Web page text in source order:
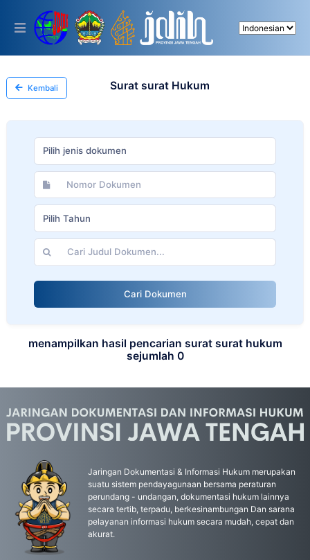
This
includes
accessibility
system.
Kembali Surat surat Hukum
Pilih jenis dokumen
Pilih Tahun
Cari Dokumen
menampilkan hasil pencarian surat surat hukum
sejumlah 0
Jaringan Dokumentasi & Informasi Hukum merupakan
suatu sistem pendayagunaan bersama peraturan
perundang - undangan, dokumentasi hukum lainnya
secara tertib, terpadu, berkesinambungan Dan sarana
pelayanan informasi hukum secara mudah, cepat dan
akurat.